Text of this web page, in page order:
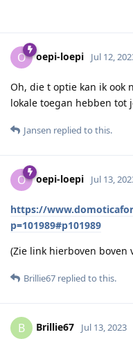
O oepi-loepi Jul 12,
Oh, die t optie kan ik ook
lokale toegan hebben tot
Jansen replied to this.
O oepi-loepi Jul 13,
https://
p=101989#p101989
(Zie link hierboven boven
Brillie67 replied to this.
B Brillie67 Jul 13, 2023